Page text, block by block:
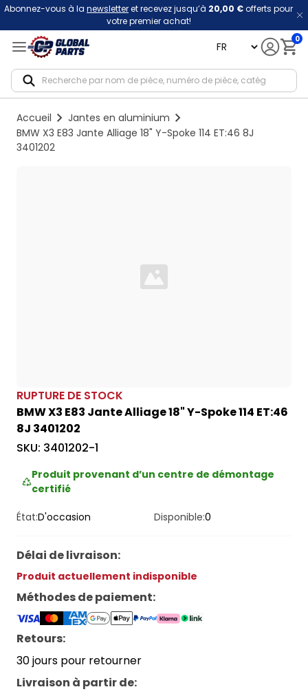
Abonnez-vous à la newsletteret recevez jusqu’à 20,00 €offerts pour
votre premier achat!
language 0
Accueil
Jantes en aluminium
BMW X3 E83 Jante Alliage 18" Y-Spoke 114 ET:46 8J
3401202
Loading...
RUPTURE DE STOCK
BMW X3 E83 Jante Alliage 18" Y-Spoke 114 ET:46
8J 3401202
SKU: 3401202-1
Produit provenant d’un centre de démontage
certifié
État:D'occasion Disponible:0
Délai de livraison:
Produit actuellement indisponible
Méthodes de paiement:
Retours:
30 jours pour retourner
Livraison à partir de: